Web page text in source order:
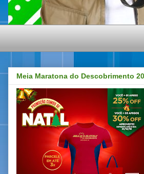
Meia Maratona do Descobrimento